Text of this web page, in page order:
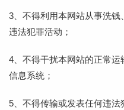
3、不得利用本网站从事洗
违法犯罪活动；
4、不得干扰本网站的正常
信息系统；
5、不得传输或发表任何违法